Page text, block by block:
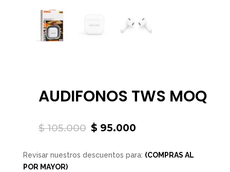
AUDIFONOS TWS MOQ
$105.000 Original
price
was:
$ 105.000.
$ 95.000Current
is:
$ 95.000.
Revisar nuestros descuentos para: (COMPRAS AL
POR MAYOR)